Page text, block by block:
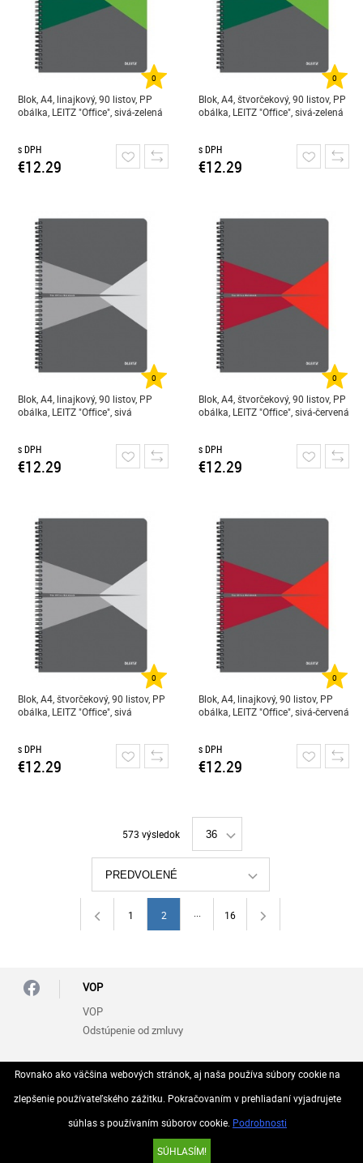
0
Blok, A4, linajkový, 90 listov, PP
obálka, LEITZ "Office", sivá-zelená
s DPH
€12.29
0
Blok, A4, štvorčekový, 90 listov, PP
obálka, LEITZ "Office", sivá-zelená
s DPH
€12.29
0
Blok, A4, linajkový, 90 listov, PP
obálka, LEITZ "Office", sivá
s DPH
€12.29
0
Blok, A4, štvorčekový, 90 listov, PP
obálka, LEITZ "Office", sivá-červená
s DPH
€12.29
0
Blok, A4, štvorčekový, 90 listov, PP
obálka, LEITZ "Office", sivá
s DPH
€12.29
0
Blok, A4, linajkový, 90 listov, PP
obálka, LEITZ "Office", sivá-červená
s DPH
€12.29
573 výsledok 36
PREDVOLENÉ
1 2 16
VOP
VOP
Odstúpenie od zmluvy
Zásady ochrany osobných údajov (GDPR)
Vyhlásenie o ochrane osobných údajov
© 2026 Všetky práva vyhradené..
Rovnako ako väčšina webových stránok, aj naša používa súbory cookie na
zlepšenie používateľského zážitku. Pokračovaním v prehliadaní vyjadrujete
súhlas s používaním súborov cookie. Podrobnosti
SÚHLASÍM!